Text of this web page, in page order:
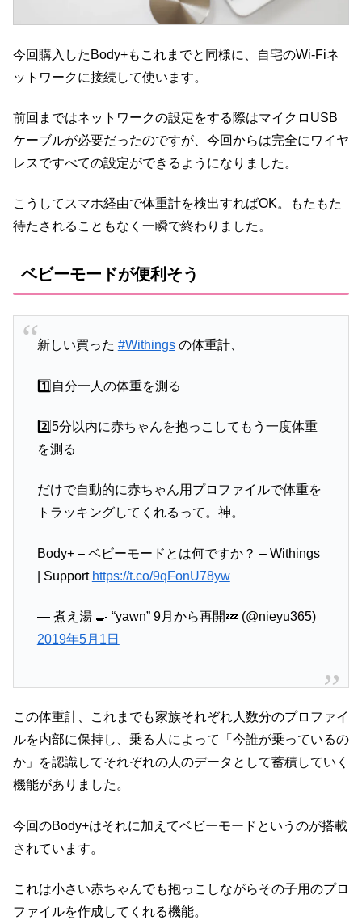
今回購入したBody+もこれまでと同様に、自宅のWi-Fiネ
ットワークに接続して使います。
前回まではネットワークの設定をする際はマイクロUSB
ケーブルが必要だったのですが、今回からは完全にワイヤ
レスですべての設定ができるようになりました。
こうしてスマホ経由で体重計を検出すればOK。もたもた
待たされることもなく一瞬で終わりました。
ベビーモードが便利そう
新しい買った #Withingsの体重計、
1️⃣自分一人の体重を測る
2️⃣5分以内に赤ちゃんを抱っこしてもう一度体重
を測る
だけで自動的に赤ちゃん用プロファイルで体重を
トラッキングしてくれるって。神。
Body+ – ベビーモードとは何ですか？ – Withings
| Support https://t.co/9qFonU78yw
— 煮え湯 🍳 “yawn” 9月から再開💤 (@nieyu365)
2019年5月1日
この体重計、これまでも家族それぞれ人数分のプロファイ
ルを内部に保持し、乗る人によって「今誰が乗っているの
か」を認識してそれぞれの人のデータとして蓄積していく
機能がありました。
今回のBody+はそれに加えてベビーモードというのが搭載
されています。
これは小さい赤ちゃんでも抱っこしながらその子用のプロ
ファイルを作成してくれる機能。